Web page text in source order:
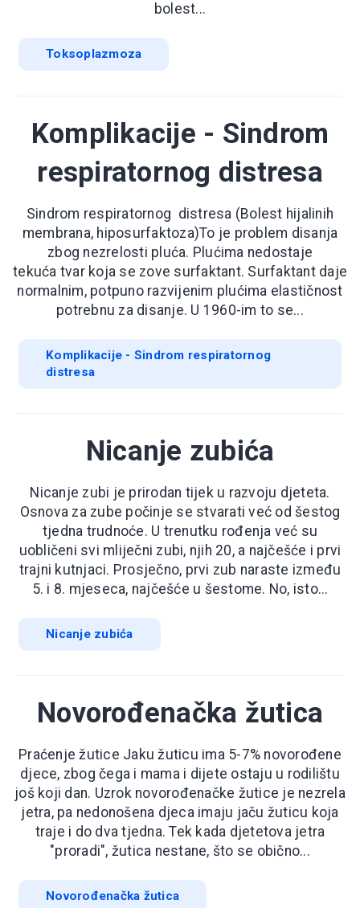
bolest...
Toksoplazmoza
Komplikacije - Sindrom
respiratornog distresa
Sindrom respiratornog distresa (Bolest hijalinih
membrana, hiposurfaktoza)To je problem disanja
zbog nezrelosti pluća. Plućima nedostaje
tekuća tvar koja se zove surfaktant. Surfaktant daje
normalnim, potpuno razvijenim plućima elastičnost
potrebnu za disanje. U 1960-im to se...
Komplikacije - Sindrom respiratornog
distresa
Nicanje zubića
Nicanje zubi je prirodan tijek u razvoju djeteta.
Osnova za zube počinje se stvarati već od šestog
tjedna trudnoće. U trenutku rođenja već su
uobličeni svi mliječni zubi, njih 20, a najčešće i prvi
trajni kutnjaci. Prosječno, prvi zub naraste između
5. i 8. mjeseca, najčešće u šestome. No, isto...
Nicanje zubića
Novorođenačka žutica
Praćenje žutice Jaku žuticu ima 5-7% novorođene
djece, zbog čega i mama i dijete ostaju u rodilištu
još koji dan. Uzrok novorođenačke žutice je nezrela
jetra, pa nedonošena djeca imaju jaču žuticu koja
traje i do dva tjedna. Tek kada djetetova jetra
"proradi", žutica nestane, što se obično...
Novorođenačka žutica